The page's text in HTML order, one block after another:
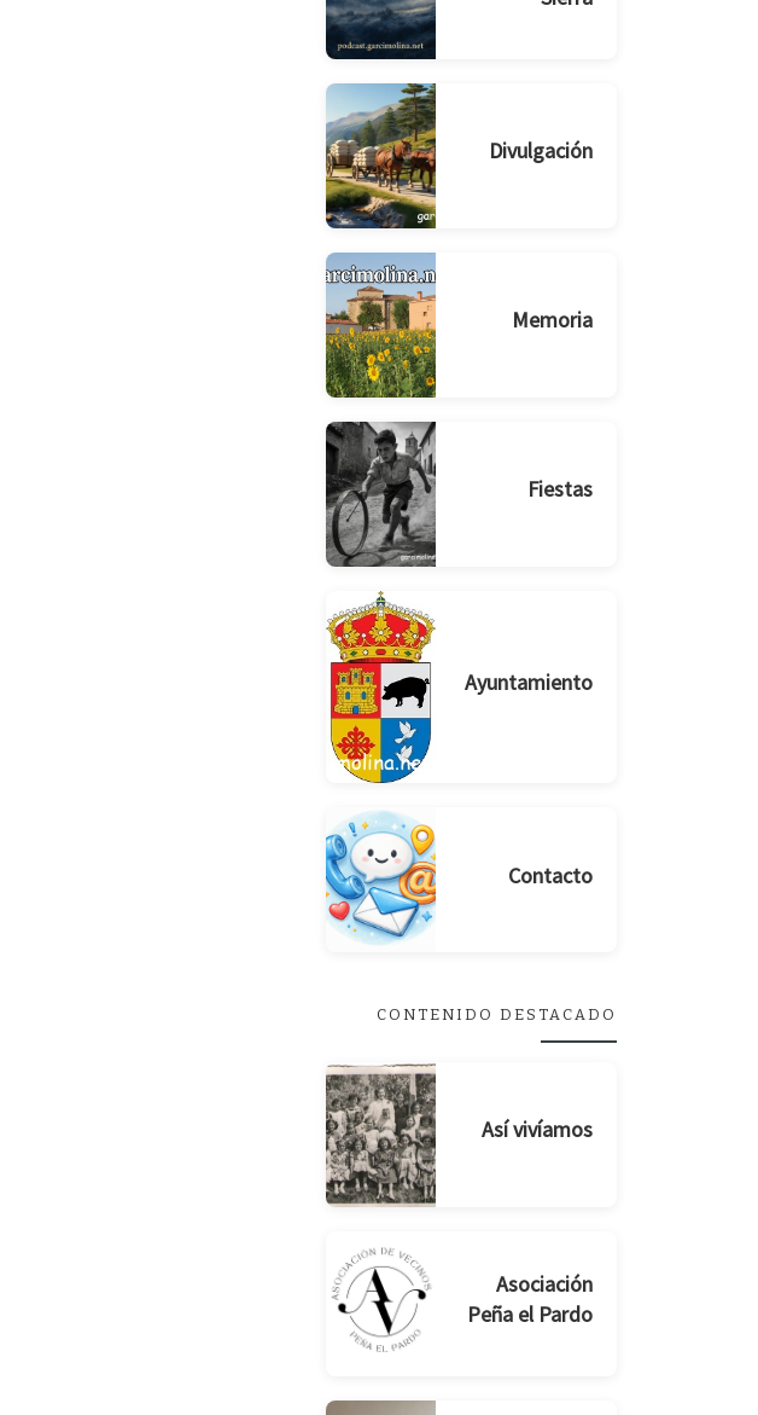
Divulgación
Memoria
Fiestas
Ayuntamiento
Contacto
CONTENIDO DESTACADO
Así vivíamos
Asociación
Peña el Pardo